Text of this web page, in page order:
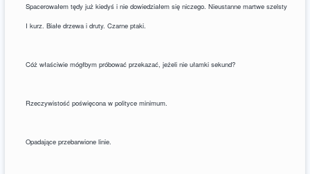
Spacerowałem tędy już kiedyś i nie dowiedziałem się niczego. Nieustanne martwe szelsty
I kurz. Białe drzewa i druty. Czarne ptaki.
Cóż właściwie mógłbym próbować przekazać, jeżeli nie ułamki sekund?
Rzeczywistość poświęcona w polityce minimum.
Opadające przebarwione linie.